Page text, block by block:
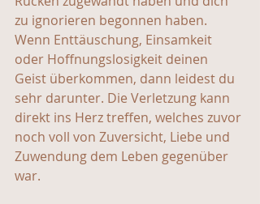
zu ignorieren begonnen haben.
Wenn Enttäuschung, Einsamkeit
oder Hoffnungslosigkeit deinen
Geist überkommen, dann leidest du
sehr darunter. Die Verletzung kann
direkt ins Herz treffen, welches zuvor
noch voll von Zuversicht, Liebe und
Zuwendung dem Leben gegenüber
war.